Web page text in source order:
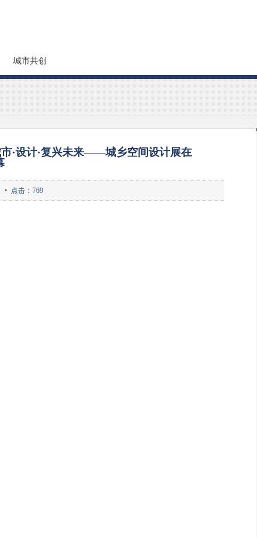
城市共创
市·设计·复兴未来——城乡空间设计展在
点击：769